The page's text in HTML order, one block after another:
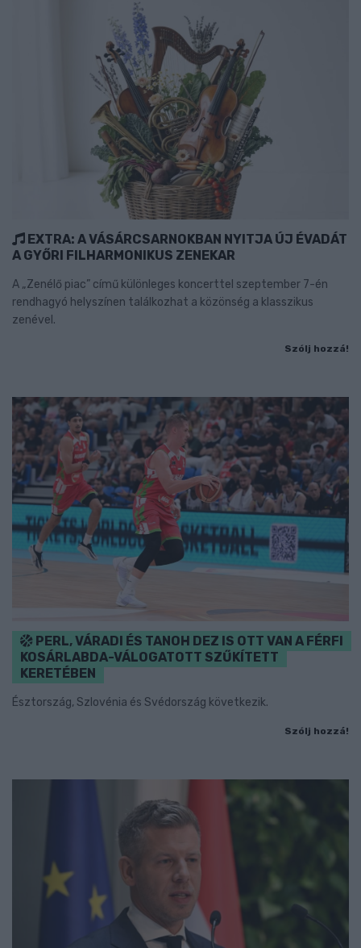
EXTRA: A VÁSÁRCSARNOKBAN NYITJA ÚJ ÉVADÁT
A GYŐRI FILHARMONIKUS ZENEKAR
A „Zenélő piac” című különleges koncerttel szeptember 7-én
rendhagyó helyszínen találkozhat a közönség a klasszikus
zenével.
Szólj hozzá!
PERL, VÁRADI ÉS TANOH DEZ IS OTT VAN A FÉRFI
KOSÁRLABDA-VÁLOGATOTT SZŰKÍTETT
KERETÉBEN
Észtország, Szlovénia és Svédország következik.
Szólj hozzá!